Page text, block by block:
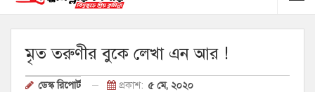
মৃত তরুণীর বুকে লেখা এন আর !
ডেস্ক রিপোর্ট প্রকাশ: ৫ মে, ২০২০